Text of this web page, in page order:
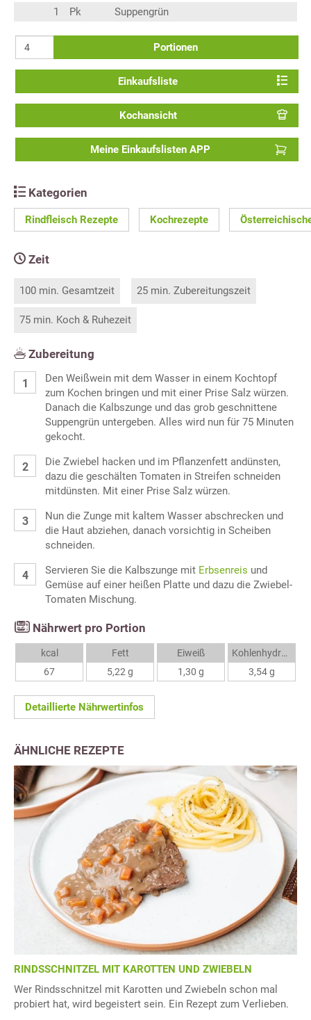
1
Pk Suppengrün
Portionen
Einkaufsliste
Kochansicht
Meine Einkaufslisten APP
Kategorien
Rindfleisch Rezepte Kochrezepte
Zeit
100 min. Gesamtzeit 25 min. Zubereitungszeit
75 min. Koch & Ruhezeit
Zubereitung
Den Weißwein mit dem Wasser in einem Kochtopf
zum Kochen bringen und mit einer Prise Salz würzen.
Danach die Kalbszunge und das grob geschnittene
Suppengrün untergeben. Alles wird nun für 75 Minuten
gekocht.
Die Zwiebel hacken und im Pflanzenfett andünsten,
dazu die geschälten Tomaten in Streifen schneiden
mitdünsten. Mit einer Prise Salz würzen.
Nun die Zunge mit kaltem Wasser abschrecken und
die Haut abziehen, danach vorsichtig in Scheiben
schneiden.
Servieren Sie die Kalbszunge mit Erbsenreis und
Gemüse auf einer heißen Platte und dazu die Zwiebel-
Tomaten Mischung.
Nährwert pro Portion
kcal
67
Fett
5,22 g
Eiweiß
1,30 g
Kohlenhydrate
3,54 g
Detaillierte Nährwertinfos
ÄHNLICHE REZEPTE
RINDSSCHNITZEL MIT KAROTTEN UND ZWIEBELN
Wer Rindsschnitzel mit Karotten und Zwiebeln schon mal
probiert hat, wird begeistert sein. Ein Rezept zum Verlieben.